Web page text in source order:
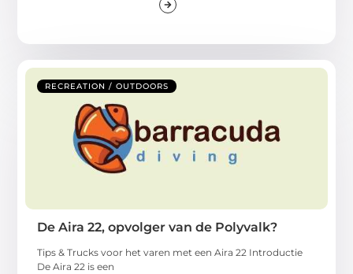
RECREATION / OUTDOORS
De Aira 22, opvolger van de Polyvalk?
Tips & Trucks voor het varen met een Aira 22 Introductie
De Aira 22 is een